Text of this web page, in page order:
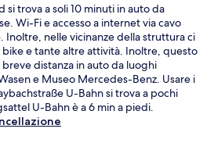
trova a soli 10 minuti in auto da
Wi-Fi e accesso a internet via cavo
nelle vicinanze della struttura ci
e tante altre attività. Inoltre, questo
distanza in auto da luoghi
e Museo Mercedes-Benz. Usare i
U-Bahn si trova a pochi
U-Bahn è a 6 min a piedi.